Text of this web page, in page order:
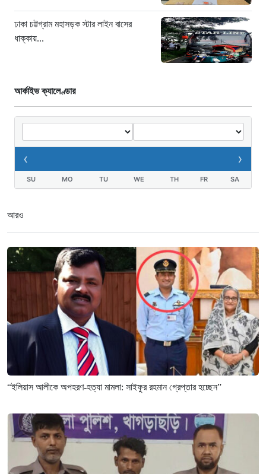
উদ্যোগের তাগিদ
৭ ঘণ্টা আগে
ঢাকা চট্টগ্রাম মহাসড়ক স্টার লাইন বাসের
ধাক্কায়...
আর্কাইভ ক্যালেণ্ডার
‹ ›
SU MO TU WE TH FR SA
আরও
“ইলিয়াস আলীকে অপহরণ-হত্যা মামলা: সাইফুর রহমান গ্রেপ্তার হচ্ছেন”